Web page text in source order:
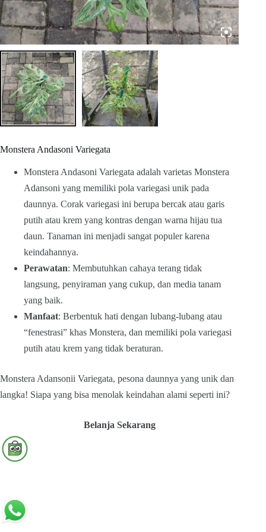
Monstera Andasoni Variegata
Monstera Andasoni Variegata adalah varietas Monstera
Adansoni yang memiliki pola variegasi unik pada
daunnya. Corak variegasi ini berupa bercak atau garis
putih atau krem yang kontras dengan warna hijau tua
daun. Tanaman ini menjadi sangat populer karena
keindahannya.
Perawatan: Membutuhkan cahaya terang tidak
langsung, penyiraman yang cukup, dan media tanam
yang baik.
Manfaat: Berbentuk hati dengan lubang-lubang atau
“fenestrasi” khas Monstera, dan memiliki pola variegasi
putih atau krem yang tidak beraturan.
Monstera Adansonii Variegata, pesona daunnya yang unik dan
langka! Siapa yang bisa menolak keindahan alami seperti ini?
Belanja Sekarang